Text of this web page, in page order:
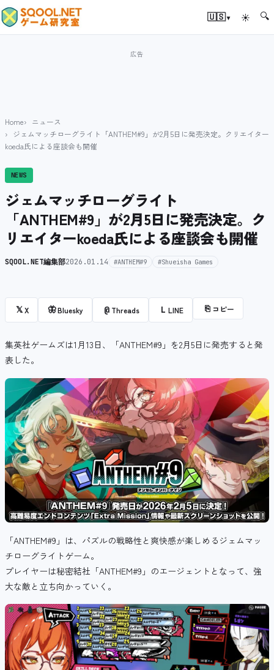
🇺🇸▾ ☀ 🔍
Home
ニュース
ジェムマッチローグライト「ANTHEM#9」が2月5日に発売決定。クリエイター
koeda氏による座談会も開催
NEWS
ジェムマッチローグライト
「ANTHEM#9」が2月5日に発売決定。ク
リエイターkoeda氏による座談会も開催
SQOOL.NET編集部2026.01.14 #ANTHEM#9 #Shueisha Games
𝕏X 🦋Bluesky @ Threads L LINE ⎘ コピー
集英社ゲームズは1月13日、「ANTHEM#9」を2月5日に発売すると発
表した。
「ANTHEM#9」は、パズルの戦略性と爽快感が楽しめるジェムマッ
チローグライトゲーム。
プレイヤーは秘密結社「ANTHEM#9」のエージェントとなって、強
大な敵と立ち向かっていく。